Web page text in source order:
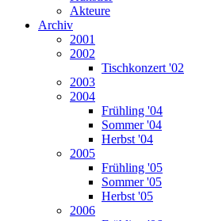
Akteure
Archiv
2001
2002
Tischkonzert '02
2003
2004
Frühling '04
Sommer '04
Herbst '04
2005
Frühling '05
Sommer '05
Herbst '05
2006